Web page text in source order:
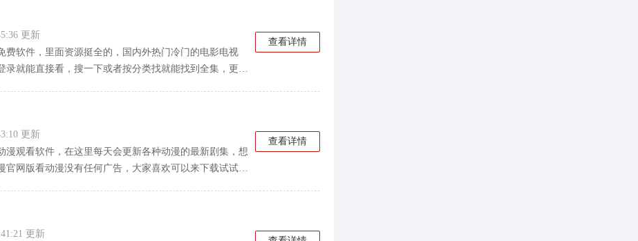
更新
费软件，里面资源挺全的，国内外热门冷门的电影电视
录就能直接看，搜一下或者按分类找就能找到全集，更新
查看详情
更新
漫观看软件，在这里每天会更新各种动漫的最新剧集，想
官网版看动漫没有任何广告，大家喜欢可以来下载试试
查看详情
更新